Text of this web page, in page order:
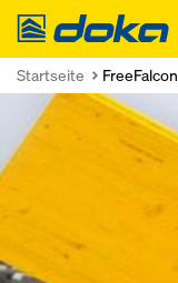
Doka
Startseite FreeFalcon